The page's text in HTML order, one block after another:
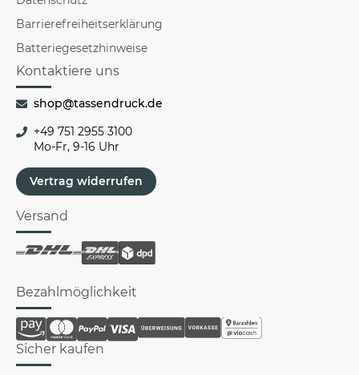
Barrierefreiheitserklärung
Batteriegesetzhinweise
Kontaktiere uns
shop@tassendruck.de
+49 751 2955 3100
Mo-Fr, 9-16 Uhr
Vertrag widerrufen
Versand
Bezahlmöglichkeit
Sicher kaufen